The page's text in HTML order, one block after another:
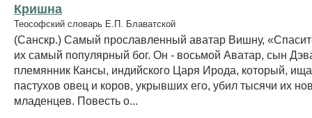
Кришна
Теософский словарь Е.П. Блаватской
(Санскр.) Самый прославленный аватар Вишну,
их самый популярный бог. Он - восьмой Аватар, сын
племянник Кансы, индийского Царя Ирода, который,
пастухов овец и коров, укрывших его, убил тысячи их
младенцев. Повесть о...